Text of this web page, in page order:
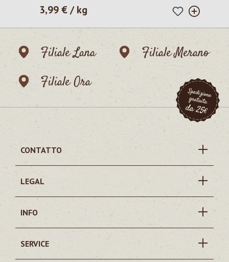
Prezzo normale:
3,99 € / kg
Filiale Lana
Filiale Merano
Filiale Ora
CONTATTO
LEGAL
INFO
SERVICE